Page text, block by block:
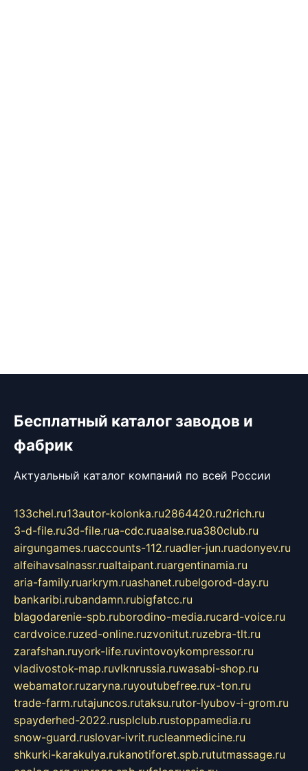
Бесплатный каталог заводов и
фабрик
Актуальный каталог компаний по всей России
133chel.ru13autor-kolonka.ru2864420.ru2rich.ru
3-d-file.ru3d-file.rua-cdc.ruaalse.rua380club.ru
airgungames.ruaccounts-112.ruadler-jun.ruadonyev.ru
alfeihavsalnassr.rualtaipant.ruargentinamia.ru
aria-family.ruarkrym.ruashanet.rubelgorod-day.ru
bankaribi.rubandamn.rubigfatcc.ru
blagodarenie-spb.ruborodino-media.rucard-voice.ru
cardvoice.ruzed-online.ruzvonitut.ruzebra-tlt.ru
zarafshan.ruyork-life.ruvintovoykompressor.ru
vladivostok-map.ruvlknrussia.ruwasabi-shop.ru
webamator.ruzaryna.ruyoutubefree.rux-ton.ru
trade-farm.rutajuncos.rutaksu.rutor-lyubov-i-grom.ru
spayderhed-2022.rusplclub.rustoppamedia.ru
snow-guard.ruslovar-ivrit.rucleanmedicine.ru
shkurki-karakulya.rukanotiforet.spb.rututmassage.ru